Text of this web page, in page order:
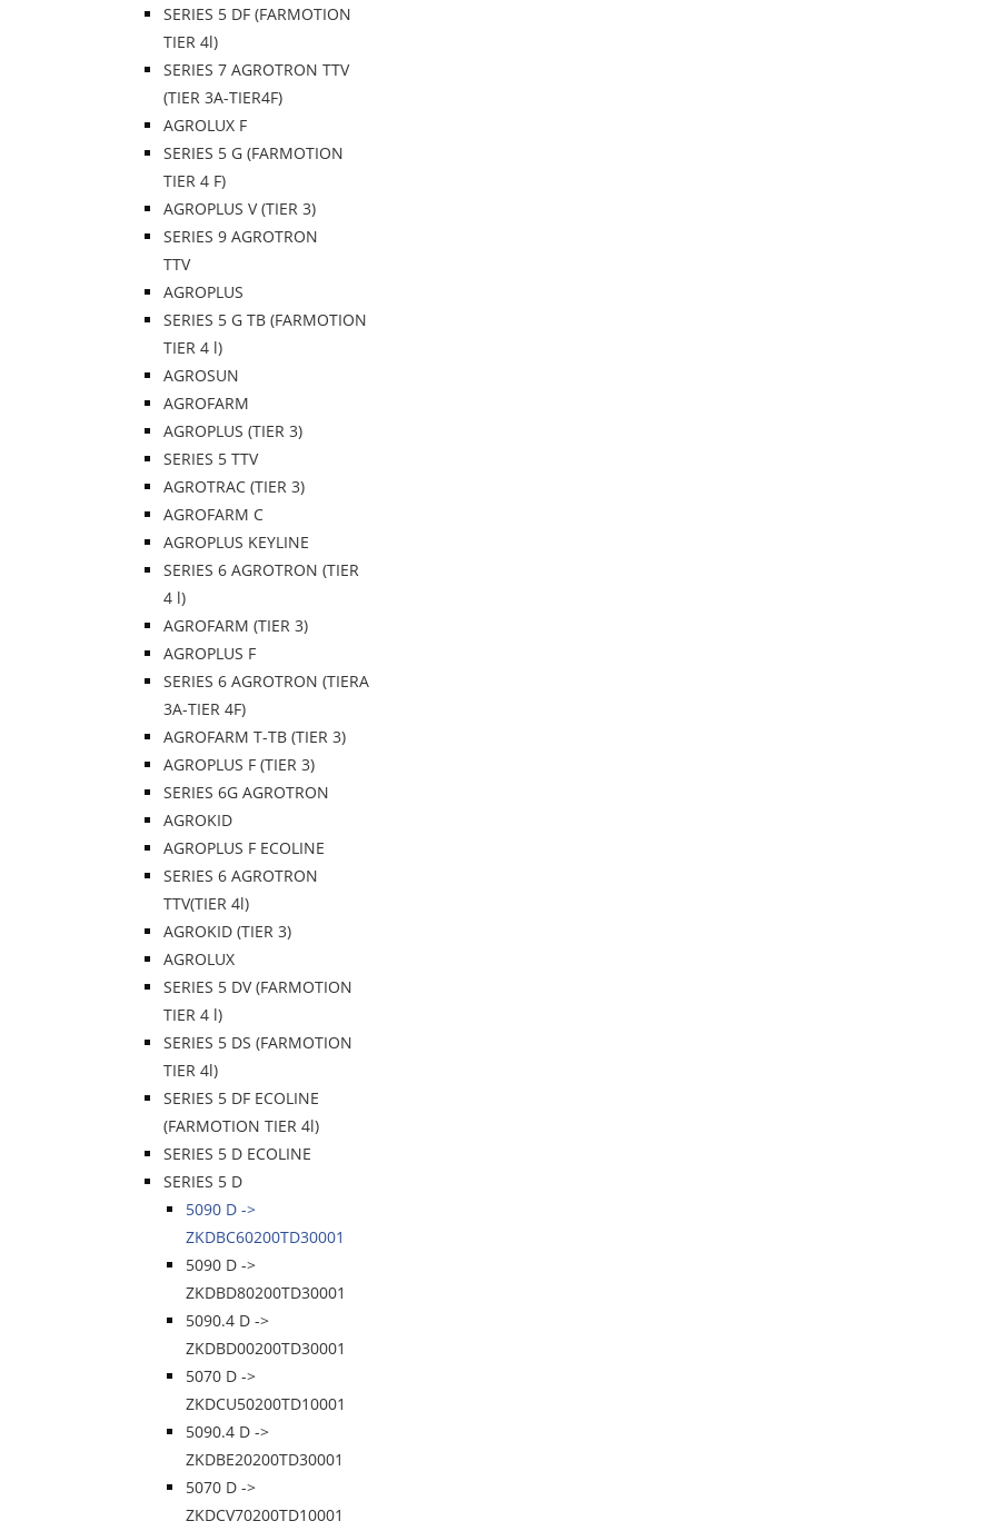
SERIES 5 DF (FARMOTION
TIER 4l)
SERIES 7 AGROTRON TTV
(TIER 3A-TIER4F)
AGROLUX F
SERIES 5 G (FARMOTION
TIER 4 F)
AGROPLUS V (TIER 3)
SERIES 9 AGROTRON
TTV
AGROPLUS
SERIES 5 G TB (FARMOTION
TIER 4 l)
AGROSUN
AGROFARM
AGROPLUS (TIER 3)
SERIES 5 TTV
AGROTRAC (TIER 3)
AGROFARM C
AGROPLUS KEYLINE
SERIES 6 AGROTRON (TIER
4 l)
AGROFARM (TIER 3)
AGROPLUS F
SERIES 6 AGROTRON (TIERA
3A-TIER 4F)
AGROFARM T-TB (TIER 3)
AGROPLUS F (TIER 3)
SERIES 6G AGROTRON
AGROKID
AGROPLUS F ECOLINE
SERIES 6 AGROTRON
TTV(TIER 4l)
AGROKID (TIER 3)
AGROLUX
SERIES 5 DV (FARMOTION
TIER 4 l)
SERIES 5 DS (FARMOTION
TIER 4l)
SERIES 5 DF ECOLINE
(FARMOTION TIER 4l)
SERIES 5 D ECOLINE
SERIES 5 D
5090 D ->
ZKDBC60200TD30001
5090 D ->
ZKDBD80200TD30001
5090.4 D ->
ZKDBD00200TD30001
5070 D ->
ZKDCU50200TD10001
5090.4 D ->
ZKDBE20200TD30001
5070 D ->
ZKDCV70200TD10001